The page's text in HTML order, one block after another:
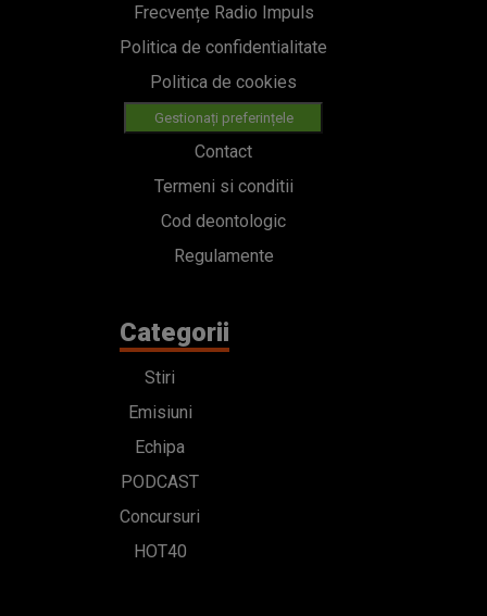
Frecvențe Radio Impuls
Politica de confidentialitate
Politica de cookies
Gestionați preferințele
Contact
Termeni si conditii
Cod deontologic
Regulamente
Categorii
Stiri
Emisiuni
Echipa
PODCAST
Concursuri
HOT40